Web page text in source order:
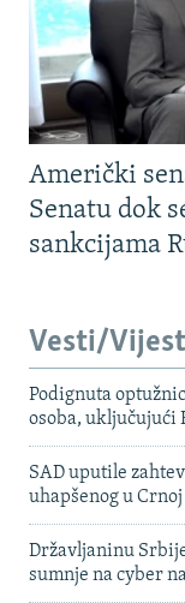
Američki
Senatu dok
sankcijama
Vesti/
Podignuta
osoba, uključujući
SAD uputile
uhapšenog u
Državljaninu
sumnje na cyber